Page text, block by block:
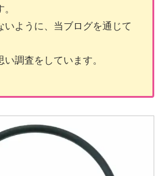
いように、当ブログを通じて
調査をしています。